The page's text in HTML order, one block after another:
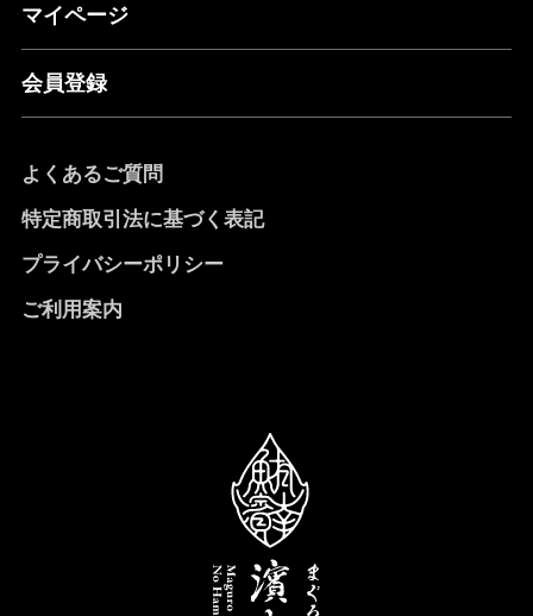
マイページ
会員登録
よくあるご質問
特定商取引法に基づく表記
プライバシーポリシー
ご利用案内